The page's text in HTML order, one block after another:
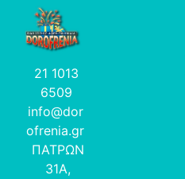
21 1013
6509
info@dor
ofrenia.gr
ΠΑΤΡΩΝ
31Α,